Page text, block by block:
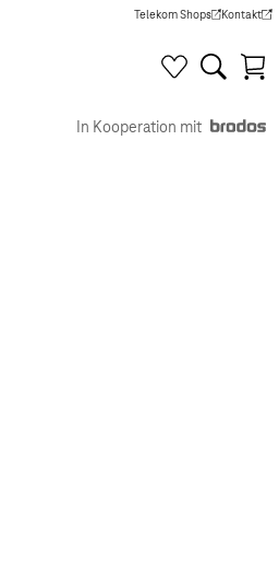
Telekom Shops
(Wird in einem neuen Tab
Kontakt
(Wird in
In Kooperation mit